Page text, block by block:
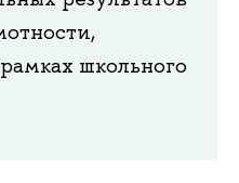
школьного